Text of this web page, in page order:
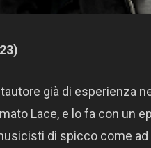
già di esperienza
Lace, e lo fa con un
di spicco come